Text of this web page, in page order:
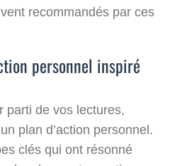
recommandés par ces
personnel inspiré
parti de vos lectures,
plan d’action personnel.
clés qui ont résonné